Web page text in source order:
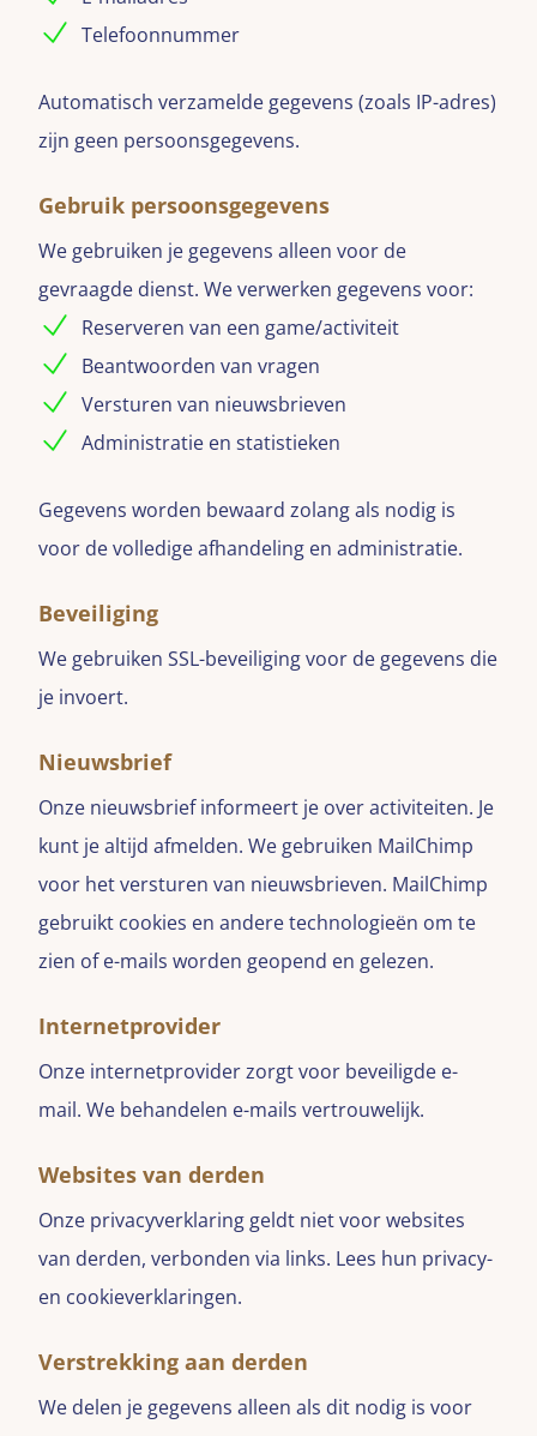
Telefoonnummer
Automatisch verzamelde gegevens (zoals IP-adres)
zijn geen persoonsgegevens.
Gebruik persoonsgegevens
We gebruiken je gegevens alleen voor de
gevraagde dienst. We verwerken gegevens voor:
Reserveren van een game/activiteit
Beantwoorden van vragen
Versturen van nieuwsbrieven
Administratie en statistieken
Gegevens worden bewaard zolang als nodig is
voor de volledige afhandeling en administratie.
Beveiliging
We gebruiken SSL-beveiliging voor de gegevens die
je invoert.
Nieuwsbrief
Onze nieuwsbrief informeert je over activiteiten. Je
kunt je altijd afmelden. We gebruiken MailChimp
voor het versturen van nieuwsbrieven. MailChimp
gebruikt cookies en andere technologieën om te
zien of e-mails worden geopend en gelezen.
Internetprovider
Onze internetprovider zorgt voor beveiligde e-
mail. We behandelen e-mails vertrouwelijk.
Websites van derden
Onze privacyverklaring geldt niet voor websites
van derden, verbonden via links. Lees hun privacy-
en cookieverklaringen.
Verstrekking aan derden
We delen je gegevens alleen als dit nodig is voor